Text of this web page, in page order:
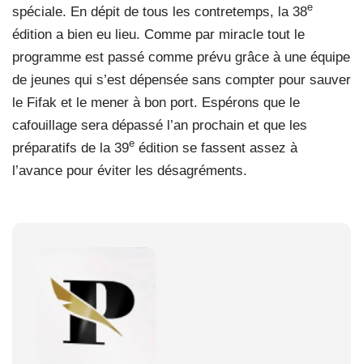
spéciale. En dépit de tous les contretemps, la 38e
édition a bien eu lieu. Comme par miracle tout le
programme est passé comme prévu grâce à une équipe
de jeunes qui s’est dépensée sans compter pour sauver
le Fifak et le mener à bon port. Espérons que le
cafouillage sera dépassé l’an prochain et que les
préparatifs de la 39e édition se fassent assez à
l’avance pour éviter les désagréments.